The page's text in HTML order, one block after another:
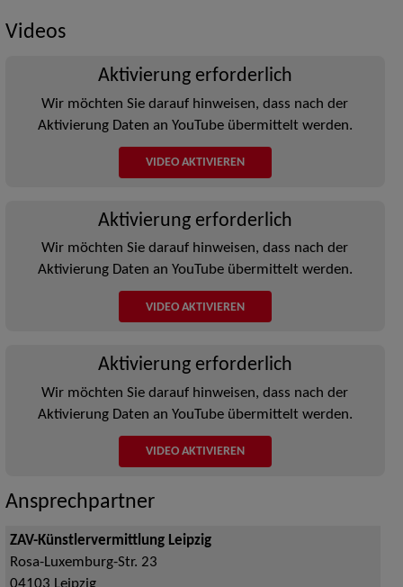
Videos
Aktivierung erforderlich
Wir möchten Sie darauf hinweisen, dass nach der
Aktivierung Daten an YouTube übermittelt werden.
VIDEO AKTIVIEREN
Aktivierung erforderlich
Wir möchten Sie darauf hinweisen, dass nach der
Aktivierung Daten an YouTube übermittelt werden.
VIDEO AKTIVIEREN
Aktivierung erforderlich
Wir möchten Sie darauf hinweisen, dass nach der
Aktivierung Daten an YouTube übermittelt werden.
VIDEO AKTIVIEREN
Ansprechpartner
ZAV-Künstlervermittlung Leipzig
Rosa-Luxemburg-Str. 23